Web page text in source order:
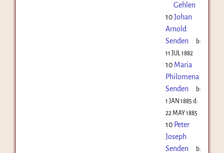
Gehlen
10Johan
Arnold
Senden
b:
11 JUL 1882
10 Maria
Philomena
Senden
b:
1 JAN 1885 d:
22 MAY 1885
10 Peter
Joseph
Senden
b: